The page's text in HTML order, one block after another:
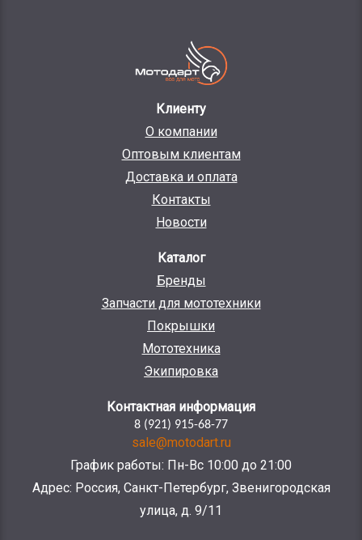
Клиенту
О компании
Оптовым клиентам
Доставка и оплата
Контакты
Новости
Каталог
Бренды
Запчасти для мототехники
Покрышки
Мототехника
Экипировка
Контактная информация
8 (921) 915-68-77
sale@motodart.ru
График работы: Пн-Вс 10:00 до 21:00
Адрес: Россия, Санкт-Петербург, Звенигородская
улица, д. 9/11